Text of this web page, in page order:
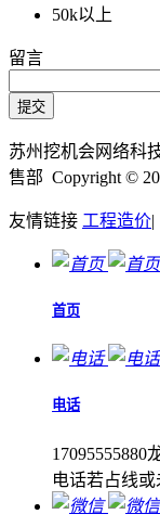
50k以上
留言
苏州挖机会网络科
售部 Copyright ©
友情链接 工程造价|
首页
电话
17095555880
电话若占线